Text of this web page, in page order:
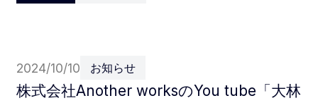
2024/10/10 お知らせ
株式会社Another worksのYou tube「大林